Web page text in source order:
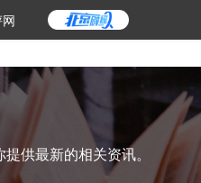
供最新的相关资讯。